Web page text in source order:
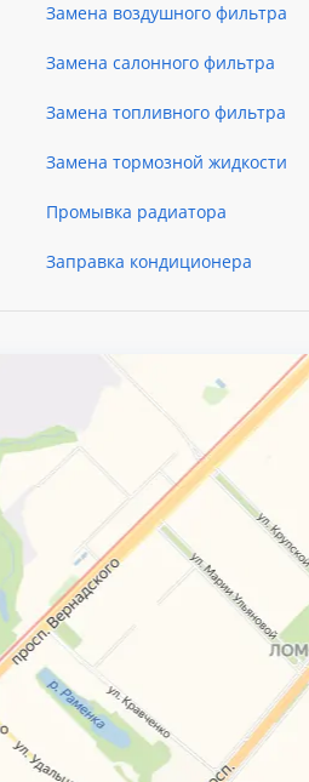
Замена воздушного фильтра
Замена салонного фильтра
Замена топливного фильтра
Замена тормозной жидкости
Промывка радиатора
Заправка кондиционера